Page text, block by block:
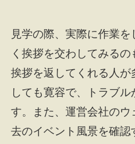
見学の際、実際に作業
く挨拶を交わしてみるの
挨拶を返してくれる人
しても寛容で、トラブ
す。また、運営会社のウ
去のイベント風景を確